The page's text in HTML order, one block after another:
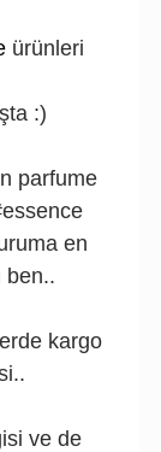
ürünleri
:)
parfume
en
ben..
kargo
ve de